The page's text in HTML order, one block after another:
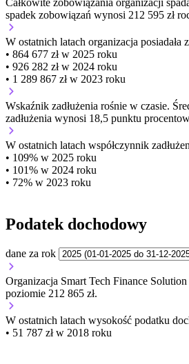
Całkowite zobowiązania organizacji
spadek zobowiązań wynosi 212 595 zł
W ostatnich latach organizacja posiadała
• 864 677 zł w 2025 roku
• 926 282 zł w 2024 roku
• 1 289 867 zł w 2023 roku
Wskaźnik zadłużenia rośnie w czasie.
zadłużenia wynosi 18,5 punktu
W ostatnich latach współczynnik
• 109% w 2025 roku
• 101% w 2024 roku
• 72% w 2023 roku
Podatek dochodowy
dane za rok
Organizacja Smart Tech Finance
poziomie 212 865 zł.
W ostatnich latach wysokość podatku
• 51 787 zł w 2018 roku